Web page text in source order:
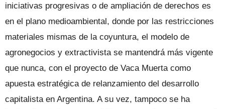
iniciativas progresivas o de ampliación de derechos es
en el plano medioambiental, donde por las restricciones
materiales mismas de la coyuntura, el modelo de
agronegocios y extractivista se mantendrá más vigente
que nunca, con el proyecto de Vaca Muerta como
apuesta estratégica de relanzamiento del desarrollo
capitalista en Argentina. A su vez, tampoco se ha